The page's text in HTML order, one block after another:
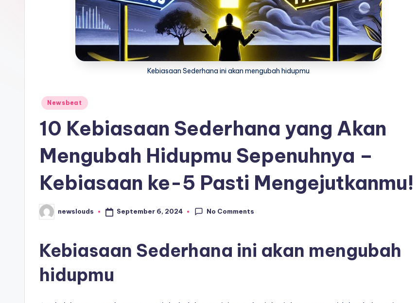
Kebiasaan Sederhana ini akan mengubah hidupmu
Posted
Newsbeat
10 Kebiasaan Sederhana yang Akan
Mengubah Hidupmu Sepenuhnya –
Kebiasaan ke-5 Pasti Mengejutkanmu!
Posted
by
newslouds September 6, 2024 No Comments
Kebiasaan Sederhana ini akan mengubah
hidupmu